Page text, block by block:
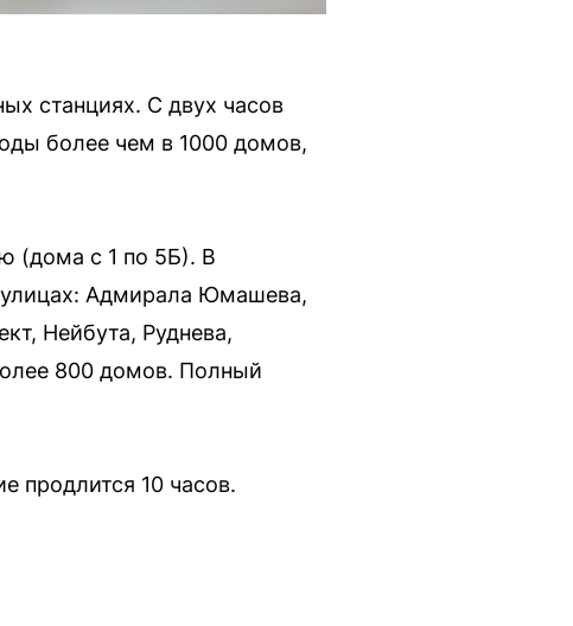
станциях. С двух часов
более чем в 1000 домов,
(дома с 1 по 5Б). В
улицах: Адмирала Юмашева,
Нейбута, Руднева,
800 домов. Полный
продлится 10 часов.